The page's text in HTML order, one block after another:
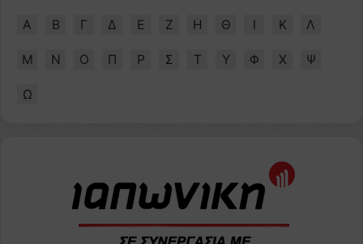
Α Β Γ Δ Ε Ζ Η Θ Ι Κ Λ
Μ Ν Ο Π Ρ Σ Τ Υ Φ Χ Ψ
Ω